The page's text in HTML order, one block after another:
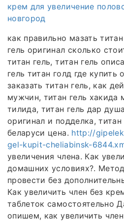
крем для увеличение
новгород
как правильно мазать
гель оригинал сколько
титан гель, титан гель
гель титан голд где купить
заказать титан гель, как
мужчин, титан гель хакида
тилида, титан гель дар
оригинал и подделка, титан
беларуси цена. http://
gel-kupit-cheliabinsk-
увеличения члена. Как
домашних условиях?.
провести без
Как увеличить член без
таблеток самостоятельно
опишем, как увеличить